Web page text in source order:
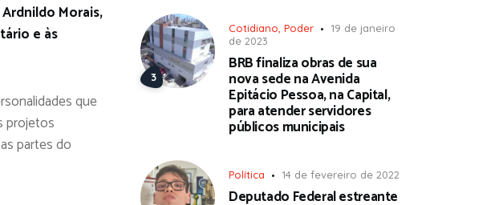
Morais,
e às
que
projetos
partes do
Cotidiano, Poder
19 de janeiro
de 2023
BRB finaliza obras de sua
nova sede na Avenida
Epitácio Pessoa, na Capital,
para atender servidores
públicos municipais
Política 14 de fevereiro de 2022
Deputado Federal estreante